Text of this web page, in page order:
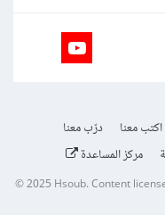
اكتب معنا
درّب معنا
مركز المساعدة
© 2025Hsoub.Content